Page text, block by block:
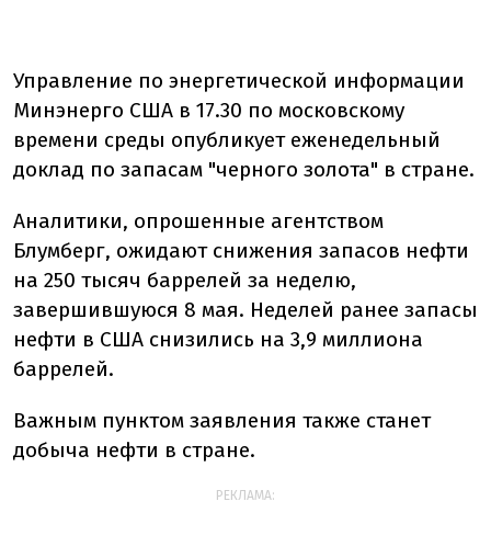
Управление по энергетической информации
Минэнерго США в 17.30 по московскому
времени среды опубликует еженедельный
доклад по запасам "черного золота" в стране.
Аналитики, опрошенные агентством
Блумберг, ожидают снижения запасов нефти
на 250 тысяч баррелей за неделю,
завершившуюся 8 мая. Неделей ранее запасы
нефти в США снизились на 3,9 миллиона
баррелей.
Важным пунктом заявления также станет
добыча нефти в стране.
РЕКЛАМА: